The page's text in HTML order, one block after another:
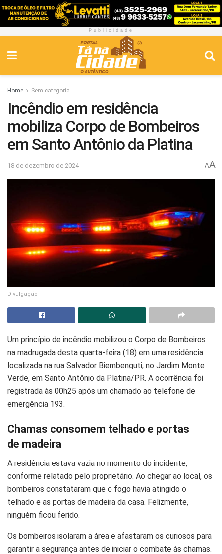
Publicidade
Home Sem categoria
Incêndio em residência
mobiliza Corpo de Bombeiros
em Santo Antônio da Platina
18 de dezembro de 2024 AA
Divulgação
Um princípio de incêndio mobilizou o Corpo de Bombeiros
na madrugada desta quarta-feira (18) em uma residência
localizada na rua Salvador Biembenguti, no Jardim Monte
Verde, em Santo Antônio da Platina/PR. A ocorrência foi
registrada às 00h25 após um chamado ao telefone de
emergência 193.
Chamas consomem telhado e portas
de madeira
A residência estava vazia no momento do incidente,
conforme relatado pelo proprietário. Ao chegar ao local, os
bombeiros constataram que o fogo havia atingido o
telhado e as portas de madeira da casa. Felizmente,
ninguém ficou ferido.
Os bombeiros isolaram a área e afastaram os curiosos para
garantir a segurança antes de iniciar o combate às chamas.